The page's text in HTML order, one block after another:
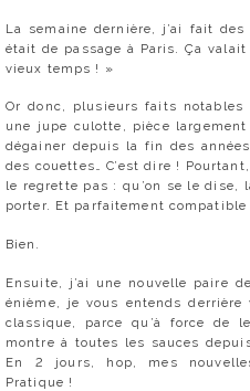
La semaine dernière, j’ai fait
était de passage à Paris. Ça
vieux temps ! »
Or donc, plusieurs faits notables
une jupe culotte, pièce
dégainer depuis la fin des
des couettes… C’est dire !
le regrette pas : qu’on se le dise,
porter. Et parfaitement compatible
Bien.
Ensuite, j’ai une nouvelle paire
énième, je vous entends
classique, parce qu’à force de
montre à toutes les sauces
En 2 jours, hop, mes
Pratique !